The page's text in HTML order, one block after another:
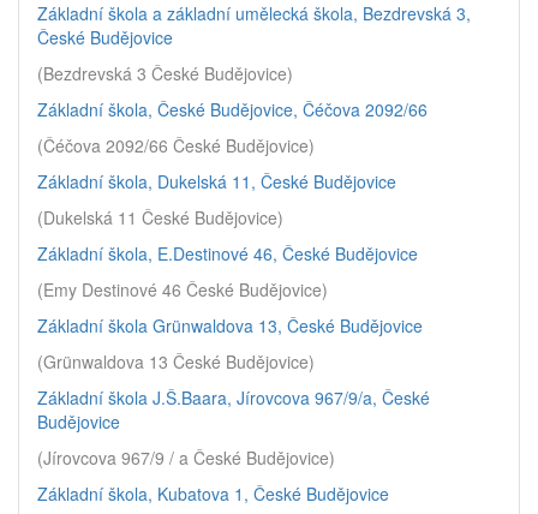
Základní škola a základní umělecká škola, Bezdrevská 3,
České Budějovice
(Bezdrevská 3 České Budějovice)
Základní škola, České Budějovice, Čéčova 2092/66
(Čéčova 2092/66 České Budějovice)
Základní škola, Dukelská 11, České Budějovice
(Dukelská 11 České Budějovice)
Základní škola, E.Destinové 46, České Budějovice
(Emy Destinové 46 České Budějovice)
Základní škola Grünwaldova 13, České Budějovice
(Grünwaldova 13 České Budějovice)
Základní škola J.Š.Baara, Jírovcova 967/9/a, České
Budějovice
(Jírovcova 967/9 / a České Budějovice)
Základní škola, Kubatova 1, České Budějovice